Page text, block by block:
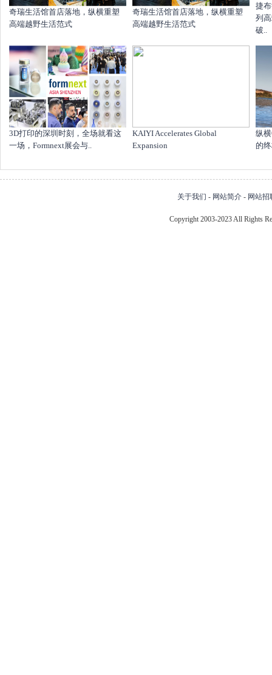
奇瑞生活馆首店落地，纵横重塑
高端越野生活范式
奇瑞生活馆首店落地，纵横重塑
高端越野生活范式
捷
列
破..
​3D打印的深圳时刻，全场就看这
一场，Formnext展会与..
KAIYI Accelerates Global
Expansion
纵
的
关于我们 - 网站简介 - 网站招
Copyright 2003-2023 All Rights